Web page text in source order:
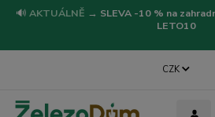
🔊 AKTUÁLNĚ → SLEVA -10 % na
LETO10
CZK